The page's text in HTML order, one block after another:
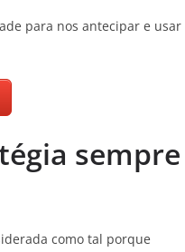
para nos antecipar e usar
sempre
como tal porque